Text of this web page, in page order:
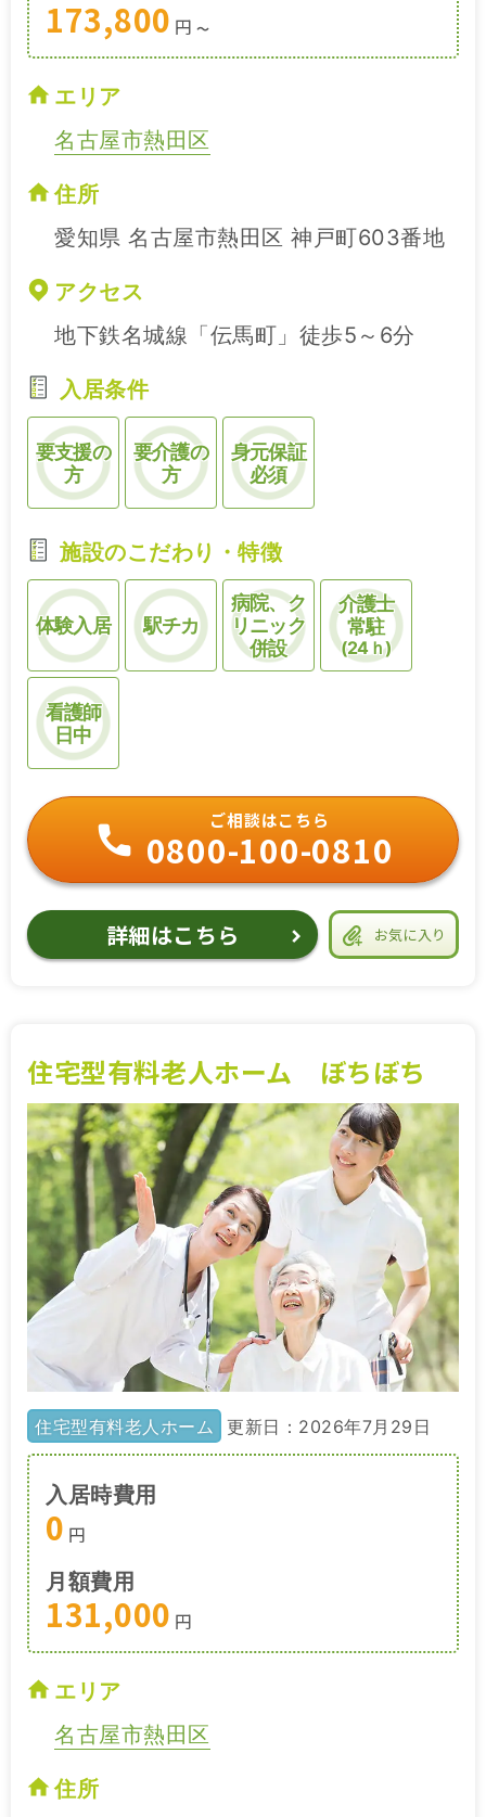
173,800 円 〜
エリア
名古屋市熱田区
住所
愛知県 名古屋市熱田区 神戸町603番地
アクセス
地下鉄名城線「伝馬町」徒歩5～6分
入居条件
要支援の
方
要介護の
方
身元保証
必須
施設のこだわり・特徴
体験入居 駅チカ
病院、ク
リニック
併設
介護士
常駐
(24ｈ)
看護師
日中
お気に入り
ご相談はこちら
0800-100-0810
詳細はこちら
住宅型有料老人ホーム ぼちぼち
住宅型有料老人ホーム 更新日：2026年7月29日
入居時費用
0 円
月額費用
131,000 円
エリア
名古屋市熱田区
住所